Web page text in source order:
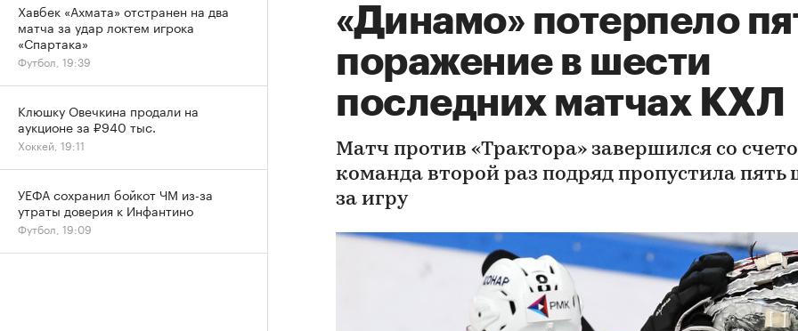
«Динамо» потерпело
поражение в шести
последних матчах КХЛ
Матч против «Трактора» завершился со
команда второй раз подряд пропустила пять
за игру
Хавбек «Ахмата» отстранен на два
матча за удар локтем игрока
«Спартака»
Футбол, 19:39
Клюшку Овечкина продали на
аукционе за ₽940 тыс.
Хоккей, 19:11
УЕФА сохранил бойкот ЧМ из-за
утраты доверия к Инфантино
Футбол, 19:09